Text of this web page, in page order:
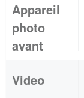
Appareil
photo
avant
Video